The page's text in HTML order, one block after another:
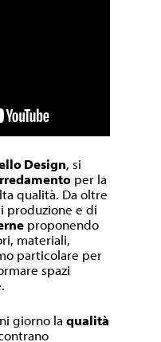
Design, si
per la
qualità. Da oltre
produzione e di
proponendo
materiali,
particolare per
spazi
giorno laqualità